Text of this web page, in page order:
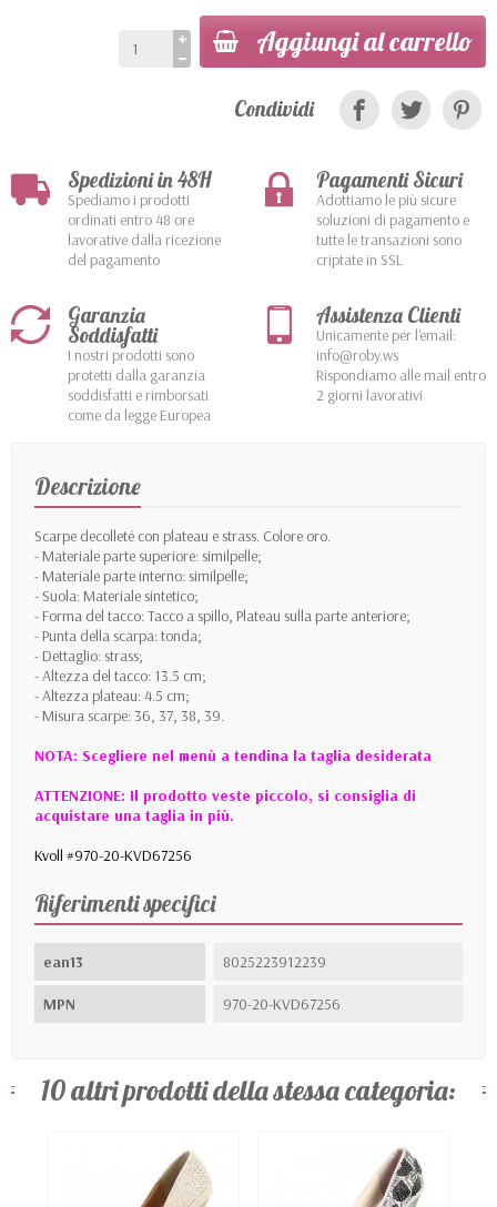
Aggiungi al carrello
Condividi
Spedizioni in 48H
Spediamo i prodotti
ordinati entro 48 ore
lavorative dalla ricezione
del pagamento
Pagamenti Sicuri
Adottiamo le più sicure
soluzioni di pagamento e
tutte le transazioni sono
criptate in SSL
Garanzia
Soddisfatti
I nostri prodotti sono
protetti dalla garanzia
soddisfatti e rimborsati
come da legge Europea
Assistenza Clienti
Unicamente per l'email:
info@roby.ws
Rispondiamo alle mail entro
2 giorni lavorativi
Descrizione
Scarpe decolleté con plateau e strass. Colore oro.
- Materiale parte superiore: similpelle;
- Materiale parte interno: similpelle;
- Suola: Materiale sintetico;
- Forma del tacco: Tacco a spillo, Plateau sulla parte anteriore;
- Punta della scarpa: tonda;
- Dettaglio: strass;
- Altezza del tacco: 13.5 cm;
- Altezza plateau: 4.5 cm;
- Misura scarpe: 36, 37, 38, 39.
NOTA: Scegliere nel menù a tendina la taglia desiderata
ATTENZIONE: Il prodotto veste piccolo, si consiglia di
acquistare una taglia in più.
Kvoll #970-20-KVD67256
Riferimenti specifici
ean13 8025223912239
MPN 970-20-KVD67256
10 altri prodotti della stessa categoria: